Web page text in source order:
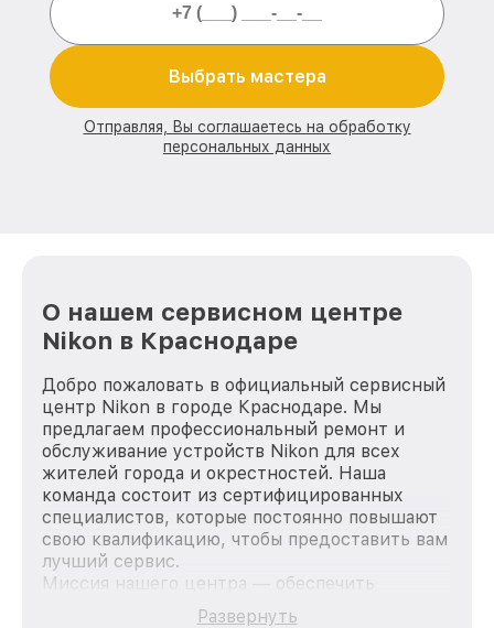
Выбрать мастера
Отправляя, Вы соглашаетесь на обработку
персональных данных
О нашем сервисном центре
Nikon в Краснодаре
Добро пожаловать в официальный сервисный
центр Nikon в городе Краснодаре. Мы
предлагаем профессиональный ремонт и
обслуживание устройств Nikon для всех
жителей города и окрестностей. Наша
команда состоит из сертифицированных
специалистов, которые постоянно повышают
свою квалификацию, чтобы предоставить вам
лучший сервис.
Миссия нашего центра — обеспечить
качественный и доступный ремонт для
Развернуть